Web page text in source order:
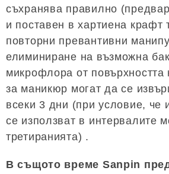
съхранява правилно
и поставен в хартиена крафт
повторни превантивни
елиминиране на възможна
микрофлора от повърхността
за маникюр могат да се
всеки 3 дни (при условие, че
се използват в интервалите
третиранията) .
В същото време Sanpin